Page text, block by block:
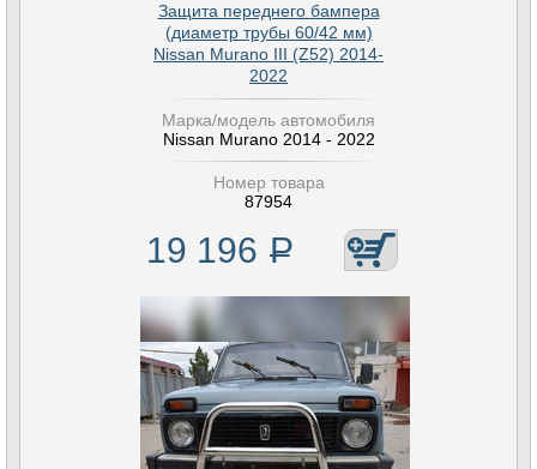
Защита переднего бампера
(диаметр трубы 60/42 мм)
Nissan Murano III (Z52) 2014-
2022
Марка/модель автомобиля
Nissan Murano 2014 - 2022
Номер товара
87954
19 196 Р